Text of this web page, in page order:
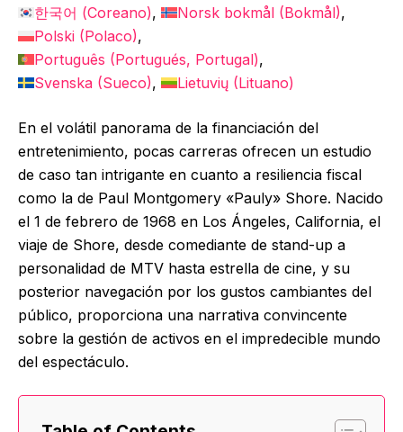
한국어 (Coreano) Norsk bokmål (Bokmål)
Polski (Polaco)
Português (Portugués, Portugal)
Svenska (Sueco) Lietuvių (Lituano)
En el volátil panorama de la financiación del
entretenimiento, pocas carreras ofrecen un estudio
de caso tan intrigante en cuanto a resiliencia fiscal
como la de Paul Montgomery «Pauly» Shore. Nacido
el 1 de febrero de 1968 en Los Ángeles, California, el
viaje de Shore, desde comediante de stand-up a
personalidad de MTV hasta estrella de cine, y su
posterior navegación por los gustos cambiantes del
público, proporciona una narrativa convincente
sobre la gestión de activos en el impredecible mundo
del espectáculo.